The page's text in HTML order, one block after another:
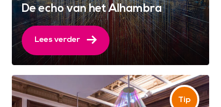
De echo van het Alhambra
Lees verder